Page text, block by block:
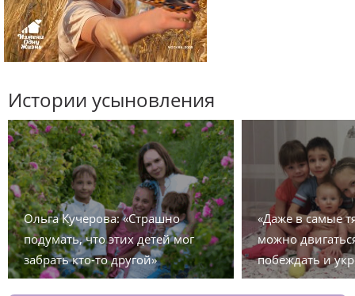
Истории усыновления
Ольга Кучерова: «Страшно
подумать, что этих детей мог
забрать кто-то другой»
«Даже в самые
можно
побеждать и